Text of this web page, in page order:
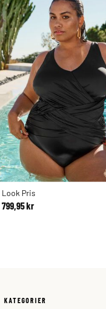
Look Pris
799,95 kr
KATEGORIER